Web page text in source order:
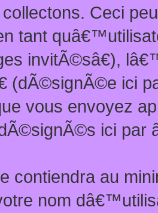
Ceci
tant
invitÃ©sâ€),
(dÃ©signÃ©e ici
vous envoyez
ici par
contiendra au
nom